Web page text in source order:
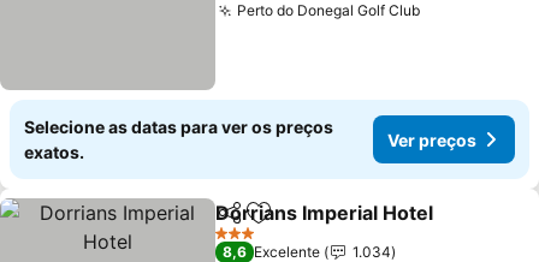
Perto do Donegal Golf ClubVer preços
Selecione as datas para ver os preços
exatos.
Ver preços
PartilharAdicionar aos favoritos
Dorrians Imperial Hotel
3 Estrelas
8,6 Excelente
1.034